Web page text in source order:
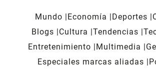
Mundo Economía Deportes
Blogs
Cultura Tendencias
Entretenimiento
Multimedia
Especiales marcas aliadas